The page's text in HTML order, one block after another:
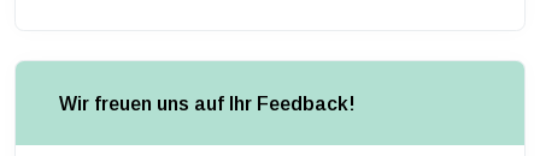
Wir freuen uns auf Ihr Feedback!